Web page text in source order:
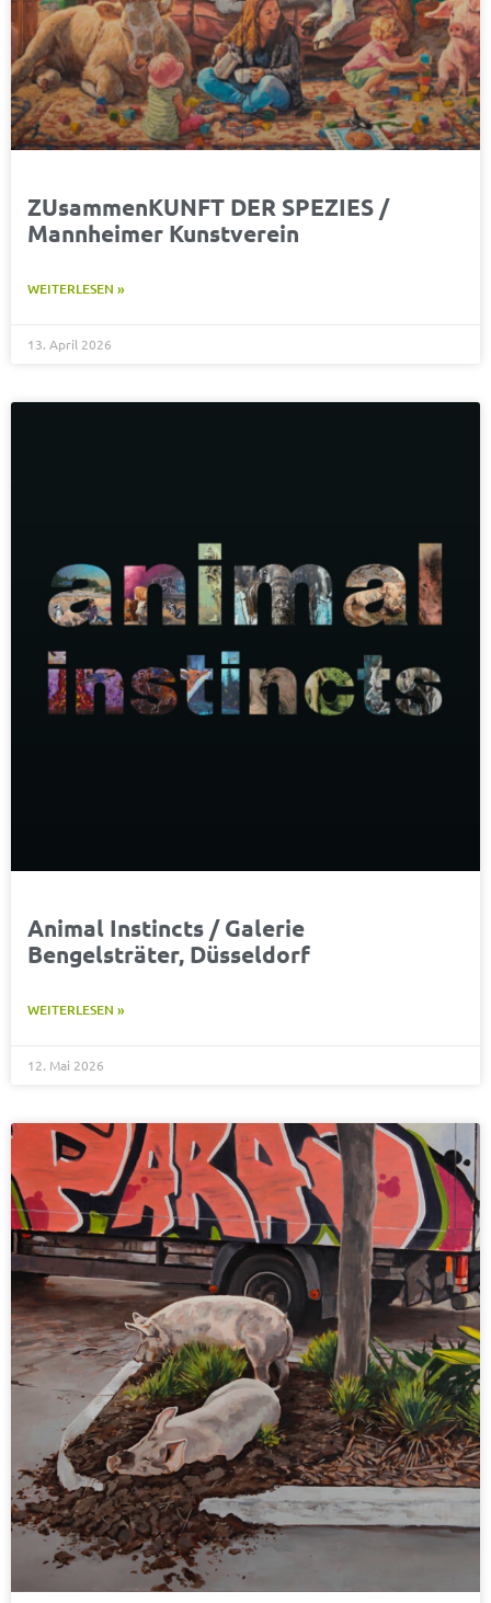
ZUsammenKUNFT DER SPEZIES /
Mannheimer Kunstverein
WEITERLESEN »
13. April 2026
Animal Instincts / Galerie
Bengelsträter, Düsseldorf
WEITERLESEN »
12. Mai 2026